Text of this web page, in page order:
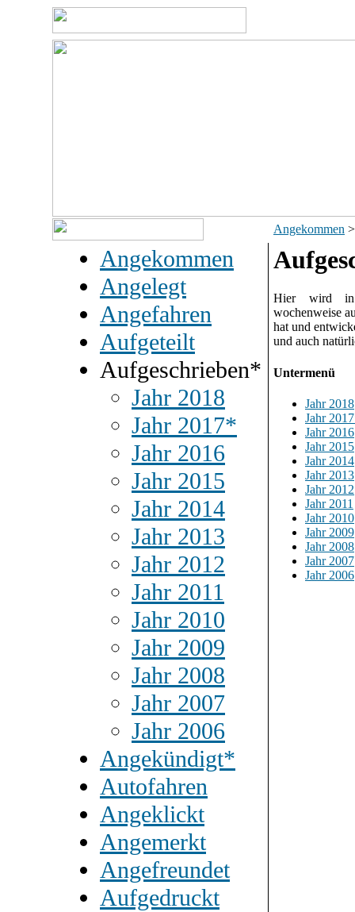
Angekommen
Angekommen
Angelegt
Angefahren
Aufgeteilt
Aufgeschrieben*
Jahr 2018
Jahr 2017*
Jahr 2016
Jahr 2015
Jahr 2014
Jahr 2013
Jahr 2012
Jahr 2011
Jahr 2010
Jahr 2009
Jahr 2008
Jahr 2007
Jahr 2006
Angekündigt*
Autofahren
Angeklickt
Angemerkt
Angefreundet
Aufgedruckt
Hier wird in
wochenweise
hat und
und auch
Untermenü
Jahr 2018
Jahr
Jahr 2016
Jahr 2015
Jahr 2014
Jahr 2013
Jahr 2012
Jahr 2011
Jahr 2010
Jahr 2009
Jahr 2008
Jahr 2007
Jahr 2006